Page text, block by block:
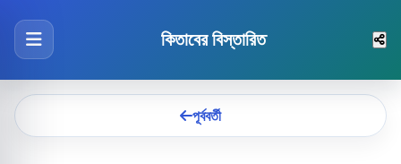
কিতাবের বিস্তারিত
পূর্ববর্তী